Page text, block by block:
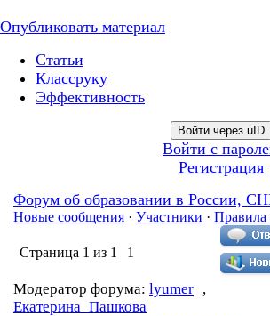
Опубликовать материал
Статьи
Классруку
Эффективность
Войти через uID
Войти с
Регистрация
Форум об образовании в России,
Новые сообщения · Участники · Правила
Страница 1 из 1 1
Модератор форума: lyumer ,
Екатерина_Пашкова